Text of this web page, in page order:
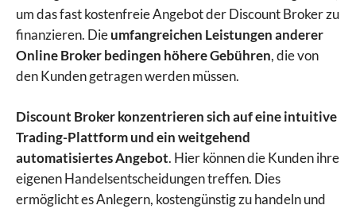
um das fast kostenfreie Angebot der Discount Broker zu
finanzieren. Dieumfangreichen Leistungen anderer
Online Broker bedingen höhere Gebühren, die von
den Kunden getragen werden müssen.
Discount Broker konzentrieren sich auf eine intuitive
Trading-Plattform und ein weitgehend
automatisiertes Angebot. Hier können die Kunden ihre
eigenen Handelsentscheidungen treffen. Dies
ermöglicht es Anlegern, kostengünstig zu handeln und